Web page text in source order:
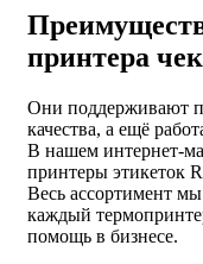
принтера
Они поддерживают
качества, а ещё
В нашем интернет-
принтеры этикеток
Весь ассортимент
каждый
помощь в бизнесе.